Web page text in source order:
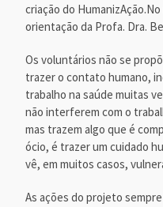
criação do
orientação da Profa. Dra.
Os voluntários não se
trazer o contato humano,
trabalho na saúde muitas
não interferem com o
mas trazem algo que é
ócio, é trazer um cuidado
vê, em muitos casos,
As ações do projeto